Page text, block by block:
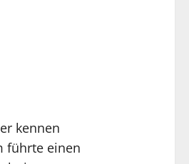
kennen
führte einen